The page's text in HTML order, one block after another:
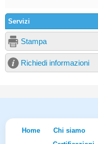
Servizi
Stampa
Richiedi informazioni
Home Chi siamo